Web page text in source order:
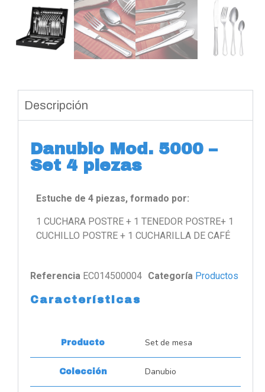
Descripción
Danubio Mod. 5000 –
Set 4 piezas
Estuche de 4 piezas, formado por:
1 CUCHARA POSTRE + 1 TENEDOR POSTRE+ 1
CUCHILLO POSTRE + 1 CUCHARILLA DE CAFÉ
Referencia EC014500004 Categoría Productos
Características
Producto Set de mesa
Colección Danubio